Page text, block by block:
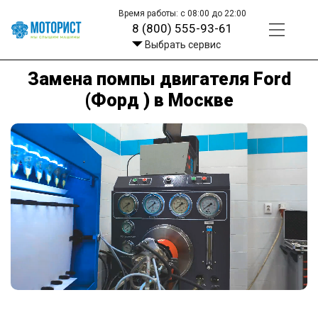
Время работы: с 08:00 до 22:00
8 (800) 555-93-61
Выбрать сервис
Замена помпы двигателя Ford
(Форд ) в Москве